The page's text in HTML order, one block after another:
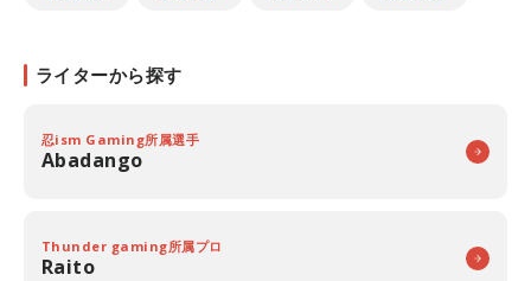
ライターから探す
忍ism Gaming所属選手
Abadango
Thunder gaming所属プロ
Raito